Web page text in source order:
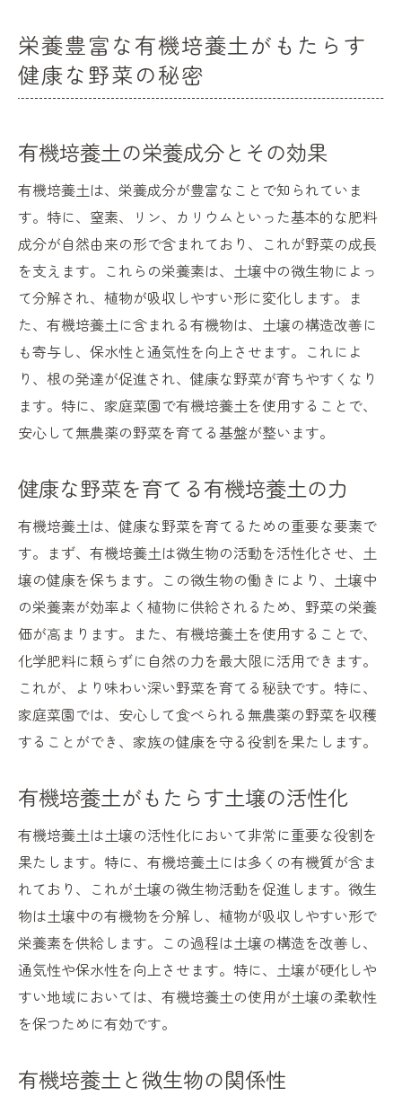
栄養豊富な有機培養土がもたらす
健康な野菜の秘密
有機培養土の栄養成分とその効果
有機培養土は、栄養成分が豊富なことで知られていま
す。特に、窒素、リン、カリウムといった基本的な肥料
成分が自然由来の形で含まれており、これが野菜の成長
を支えます。これらの栄養素は、土壌中の微生物によっ
て分解され、植物が吸収しやすい形に変化します。ま
た、有機培養土に含まれる有機物は、土壌の構造改善に
も寄与し、保水性と通気性を向上させます。これによ
り、根の発達が促進され、健康な野菜が育ちやすくなり
ます。特に、家庭菜園で有機培養土を使用することで、
安心して無農薬の野菜を育てる基盤が整います。
健康な野菜を育てる有機培養土の力
有機培養土は、健康な野菜を育てるための重要な要素で
す。まず、有機培養土は微生物の活動を活性化させ、土
壌の健康を保ちます。この微生物の働きにより、土壌中
の栄養素が効率よく植物に供給されるため、野菜の栄養
価が高まります。また、有機培養土を使用することで、
化学肥料に頼らずに自然の力を最大限に活用できます。
これが、より味わい深い野菜を育てる秘訣です。特に、
家庭菜園では、安心して食べられる無農薬の野菜を収穫
することができ、家族の健康を守る役割を果たします。
有機培養土がもたらす土壌の活性化
有機培養土は土壌の活性化において非常に重要な役割を
果たします。特に、有機培養土には多くの有機質が含ま
れており、これが土壌の微生物活動を促進します。微生
物は土壌中の有機物を分解し、植物が吸収しやすい形で
栄養素を供給します。この過程は土壌の構造を改善し、
通気性や保水性を向上させます。特に、土壌が硬化しや
すい地域においては、有機培養土の使用が土壌の柔軟性
を保つために有効です。
有機培養土と微生物の関係性